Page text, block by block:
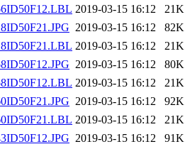
2019-03-15 16:12
21K
2019-03-15 16:12
82K
2019-03-15 16:12
21K
2019-03-15 16:12
80K
2019-03-15 16:12
21K
2019-03-15 16:12
92K
2019-03-15 16:12
21K
2019-03-15 16:12
91K